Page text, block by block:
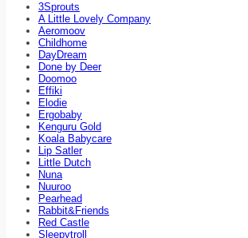
3Sprouts
A Little Lovely Company
Aeromoov
Childhome
DayDream
Done by Deer
Doomoo
Effiki
Elodie
Ergobaby
Kenguru Gold
Koala Babycare
Lip Satler
Little Dutch
Nuna
Nuuroo
Pearhead
Rabbit&Friends
Red Castle
Sleepytroll